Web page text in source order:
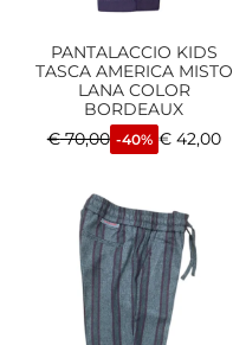
PANTALACCIO KIDS
TASCA AMERICA MISTO
LANA COLOR
BORDEAUX
€70,00 -40% €42,00